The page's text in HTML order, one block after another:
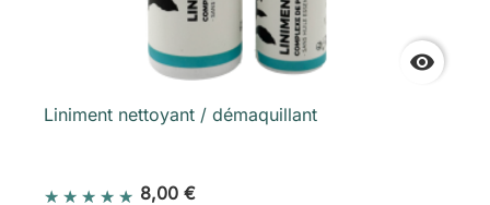

Liniment nettoyant / démaquillant
8,00 €